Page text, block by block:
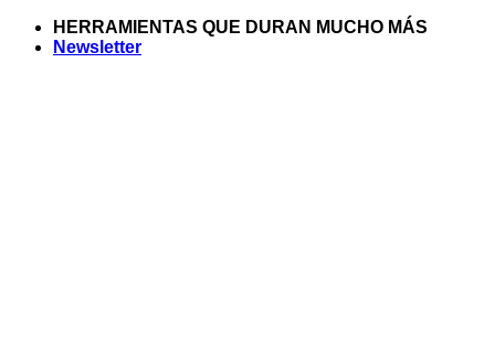
Saltar
HERRAMIENTAS QUE DURAN MUCHO MÁS
Newsletter